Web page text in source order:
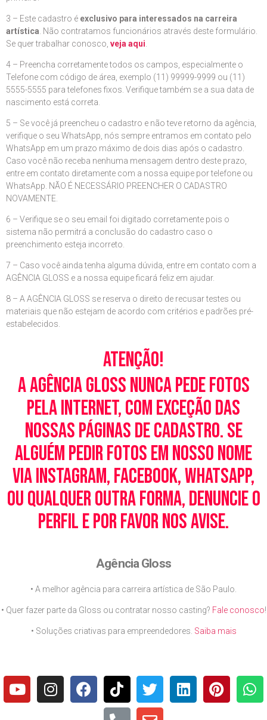
3 – Este cadastro é exclusivo para interessados na carreira
artística . Não contratamos funcionários através deste formulário.
Se quer trabalhar conosco, veja aqui
4 – Preencha corretamente todos os campos, especialmente o
Telefone com código de área, exemplo (11) 99999-9999 ou (11)
5555-5555 para telefones fixos. Verifique também se a sua data de
nascimento está correta.
5 – Se você já preencheu o cadastro e não teve retorno da agência,
verifique o seu WhatsApp, nós sempre entramos em contato pelo
WhatsApp em um prazo máximo de dois dias após o cadastro.
Caso você não receba nenhuma mensagem dentro deste prazo,
entre em contato diretamente com a nossa equipe por telefone ou
WhatsApp. NÃO É NECESSÁRIO PREENCHER O CADASTRO
NOVAMENTE.
6 – Verifique se o seu email foi digitado corretamente pois o
sistema não permitrá a conclusão do cadastro caso o
preenchimento esteja incorreto.
7 – Caso você ainda tenha alguma dúvida, entre em contato com a
AGÊNCIA GLOSS e a nossa equipe ficará feliz em ajudar.
8 – A AGÊNCIA GLOSS se reserva o direito de recusar testes ou
materiais que não estejam de acordo com critérios e padrões pré-
estabelecidos.
Atenção!
A Agência Gloss nunca pede fotos
pela Internet, com exceção das
nossas páginas de cadastro. Se
alguém pedir fotos em nosso nome
via Instagram, Facebook, WhatsApp,
ou qualquer outra forma, denuncie o
perfil e por favor nos avise.
Agência Gloss
• A melhor agência para carreira artística de São Paulo.
• Quer fazer parte da Gloss ou contratar nosso casting? Fale conosco!
• Soluções criativas para empreendedores. Saiba mais